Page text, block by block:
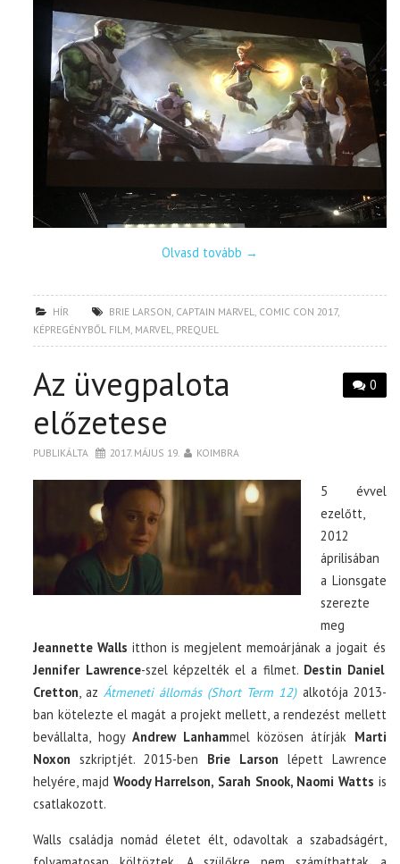
Olvasd tovább →
HÍR BRIE LARSON, CAPTAIN MARVEL, COMIC CON 2017,
KÉPREGÉNYBŐL FILM, MARVEL, PREQUEL
0
Az üvegpalota
előzetese
PUBLIKÁLTA 2017. MÁJUS 19. KOIMBRA
5 évvel
ezelőtt,
2012
áprilisában
a Lionsgate
szerezte
meg
Jeannette Walls itthon is megjelent memoárjának a jogait és
Jennifer Lawrence-szel képzelték el a filmet. Destin Daniel
Cretton, azÁtmeneti állomás (Short Term 12)alkotója 2013-
ban kötelezte el magát a projekt mellett, a rendezést mellett
bevállalta, hogyAndrew Lanhammel közösen átírják Marti
Noxon szkriptjét. 2015-ben Brie Larson lépett Lawrence
helyére, majd Woody Harrelson, Sarah Snook, Naomi Watts is
csatlakozott.
Walls családja nomád életet élt, odavoltak a szabadságért,